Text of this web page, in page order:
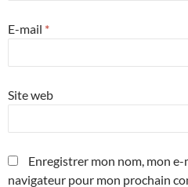
E-mail *
Site web
Enregistrer mon nom, mon
navigateur pour mon prochain